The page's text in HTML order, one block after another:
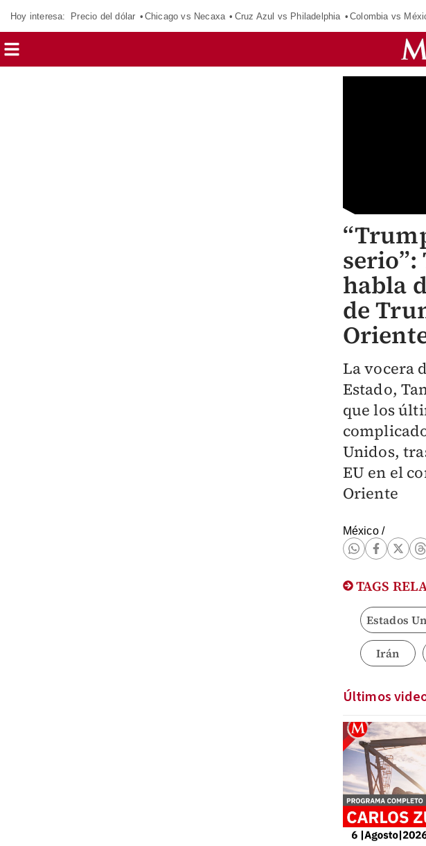
Hoy interesa: Precio del dólar Chicago vs Necaxa Cruz Azul vs Philadelphia Colombia vs
habla
de
La vocera
Estado,
que los
Unidos,
EU en el
Oriente
México/
TAGS
Estados
Irán
Últimos